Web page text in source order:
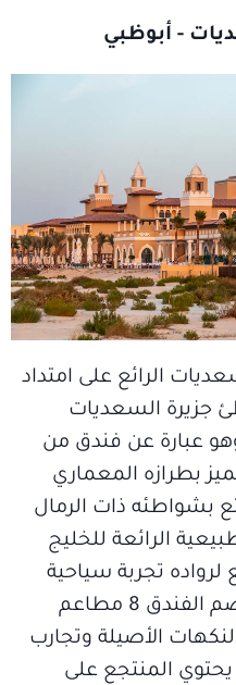
- أبوظبي
الرائع على امتداد
جزيرة السعديات
عبارة عن فندق من
بطرازه المعماري
بشواطئه ذات الرمال
الرائعة للخليج
لرواده تجربة سياحية
وترفيهية مذهلة، ويضم الفندق 8 مطاعم
الأصيلة وتجارب
المنتجع على